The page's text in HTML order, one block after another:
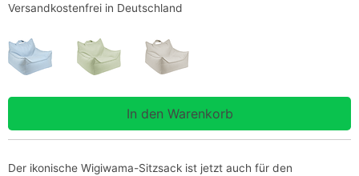
Versandkostenfrei in Deutschland
Der ikonische Wigiwama-Sitzsack ist jetzt auch für den